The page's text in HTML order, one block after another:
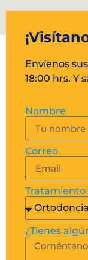
Envíenos
18:00 hrs. Y
Nombre
Correo
Tratamiento
¿Tienes